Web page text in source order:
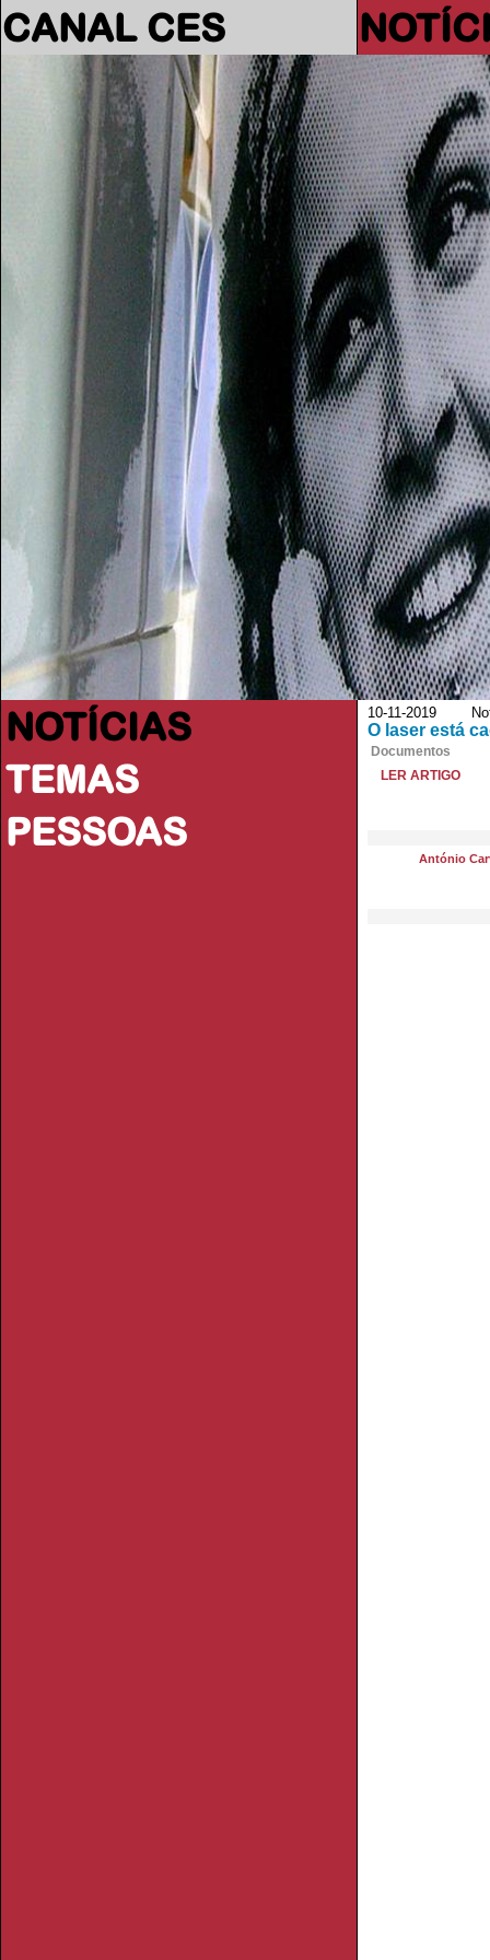
CANAL CES
NOTÍCIAS
TEMAS
PESSOAS
10-11-2019
O laser está
Documentos
LER ARTIGO
António